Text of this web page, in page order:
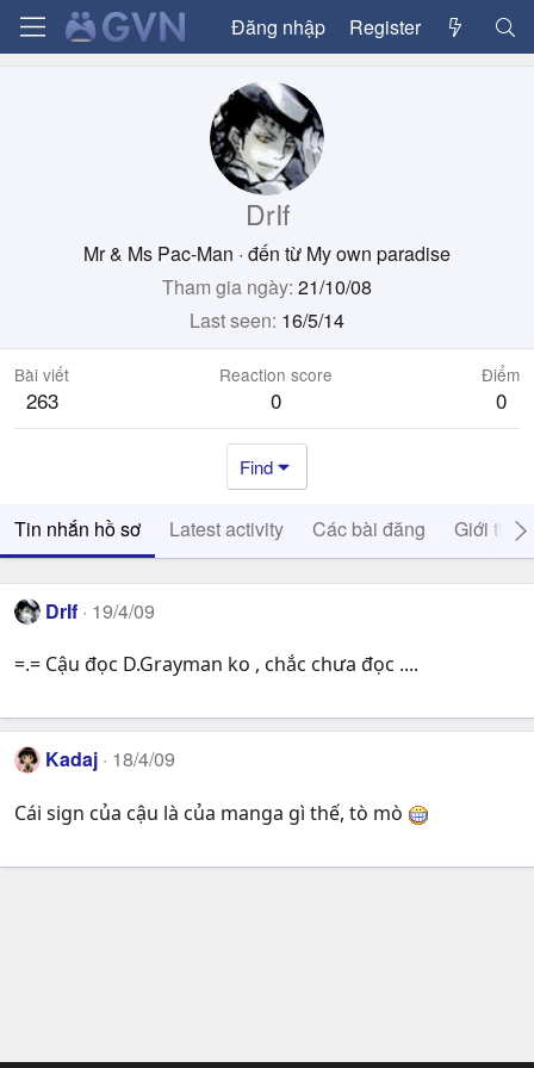
Đăng nhập Register
DrIf
Mr & Ms Pac-Man · đến từ My own paradise
Tham gia ngày 21/10/08
Last seen 16/5/14
Bài viết
263
Reaction score
0
Điểm
0
Find
Tin nhắn hồ sơ Latest activity Các bài đăng Giới thiệu
DrIf 19/4/09
=.= Cậu đọc D.Grayman ko , chắc chưa đọc ....
Kadaj 18/4/09
Cái sign của cậu là của manga gì thế, tò mò